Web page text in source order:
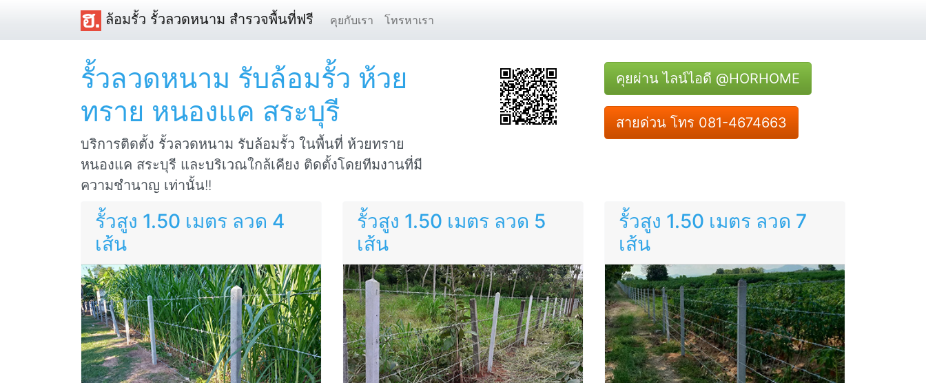
ล้อมรั้ว รั้วลวดหนาม สำรวจพื้นที่ฟรี คุยกับเรา โทรหาเรา
รั้วลวดหนาม รับล้อมรั้ว ห้วย
ทราย หนองแค สระบุรี
บริการติดตั้ง รั้วลวดหนาม รับล้อมรั้ว ในพื้นที่ ห้วยทราย
หนองแค สระบุรี และบริเวณใกล้เคียง ติดตั้งโดยทีมงานที่มี
ความชำนาญ เท่านั้น!!
คุยผ่าน ไลน์ไอดี @HORHOME
สายด่วน โทร 081-4674663
รั้วสูง 1.50 เมตร ลวด 4
เส้น
รั้วสูง 1.50 เมตร ลวด 5
เส้น
รั้วสูง 1.50 เมตร ลวด 7
เส้น